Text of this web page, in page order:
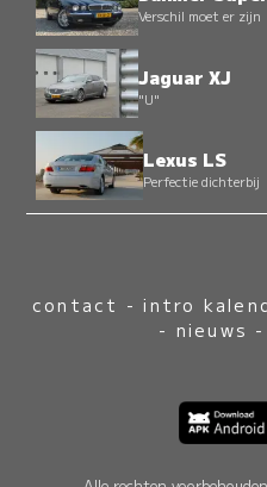
Verschil moet er zijn
Jaguar XJ
"U"
Lexus LS
Perfectie dichterbij
contact -intro
- nieuws -